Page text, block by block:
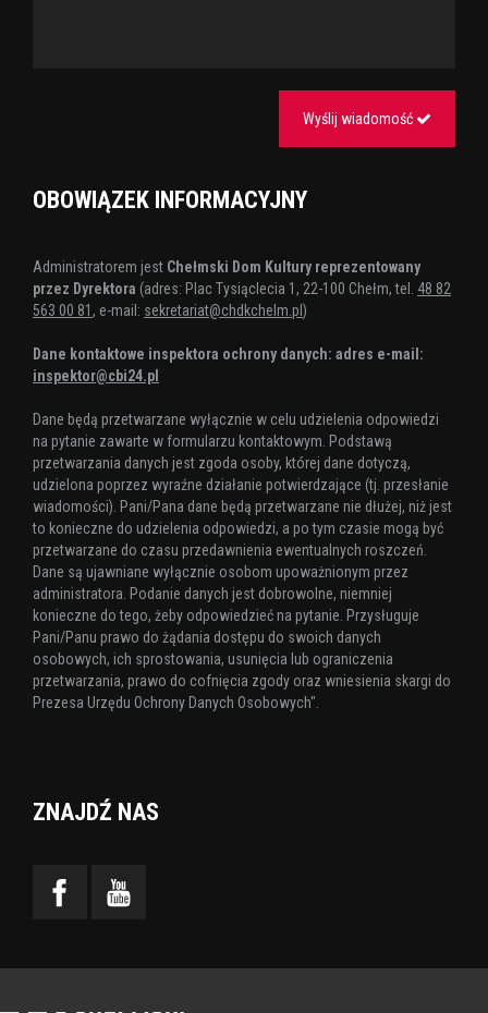
Wyślij wiadomość
OBOWIĄZEK INFORMACYJNY
Administratorem jest Chełmski Dom Kultury reprezentowany
przez Dyrektora (adres: Plac Tysiąclecia 1, 22-100 Chełm, tel. 48 82
563 00 81 , e-mail: sekretariat@chdkchelm.pl )
Dane kontaktowe inspektora ochrony danych: adres e-mail:
inspektor@cbi24.pl
Dane będą przetwarzane wyłącznie w celu udzielenia odpowiedzi
na pytanie zawarte w formularzu kontaktowym. Podstawą
przetwarzania danych jest zgoda osoby, której dane dotyczą,
udzielona poprzez wyraźne działanie potwierdzające (tj. przesłanie
wiadomości). Pani/Pana dane będą przetwarzane nie dłużej, niż jest
to konieczne do udzielenia odpowiedzi, a po tym czasie mogą być
przetwarzane do czasu przedawnienia ewentualnych roszczeń.
Dane są ujawniane wyłącznie osobom upoważnionym przez
administratora. Podanie danych jest dobrowolne, niemniej
konieczne do tego, żeby odpowiedzieć na pytanie. Przysługuje
Pani/Panu prawo do żądania dostępu do swoich danych
osobowych, ich sprostowania, usunięcia lub ograniczenia
przetwarzania, prawo do cofnięcia zgody oraz wniesienia skargi do
Prezesa Urzędu Ochrony Danych Osobowych".
ZNAJDŹ NAS